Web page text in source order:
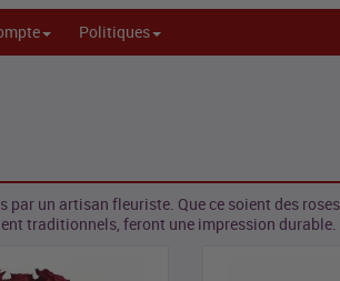
Politiques
un artisan fleuriste. Que ce soient des
traditionnels, feront une impression durable.